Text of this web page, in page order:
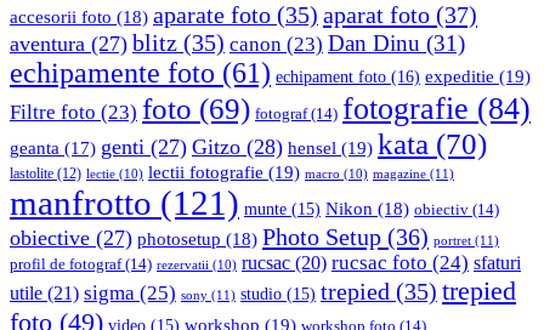
accesorii foto (18) aparate foto (35) aparat foto (37)
aventura (27) blitz (35) canon (23) Dan Dinu (31)
echipamente foto (61) echipament foto (16) expeditie (19)
Filtre foto (23) foto (69) fotograf(14) fotografie (84)
geanta (17) genti (27) Gitzo (28) hensel (19) kata (70)
lastolite (12) lectie (10) lectii fotografie (19) macro (10) magazine (11)
manfrotto (121) munte (15) Nikon (18) obiectiv (14)
obiective (27) photosetup (18) Photo Setup (36) portret (11)
profil de fotograf(14) rezervatii (10) rucsac (20) rucsac foto (24) sfaturi
utile (21) sigma (25) sony (11) studio (15) trepied (35) trepied
foto (49) video (15) workshop (19) workshop foto (14)